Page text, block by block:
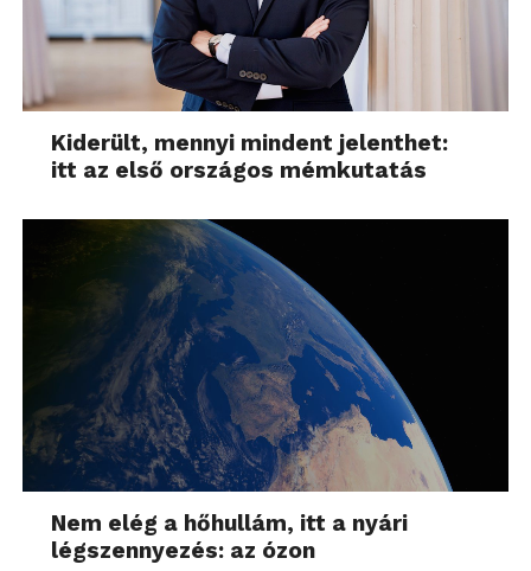
Kiderült, mennyi mindent jelenthet:
itt az első országos mémkutatás
Nem elég a hőhullám, itt a nyári
légszennyezés: az ózon